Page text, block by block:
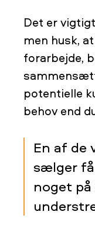
Det er
men husk,
forarbejde,
potentielle
behov end
En af de
sælger
noget